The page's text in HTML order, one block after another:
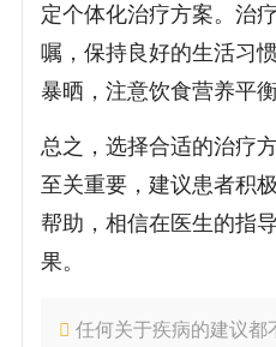
定个体化治疗方案。治
嘱，保持良好的生活习
暴晒，注意饮食营养平衡
总之，选择合适的治疗
至关重要，建议患者积
帮助，相信在医生的指
果。
任何关于疾病的建议都